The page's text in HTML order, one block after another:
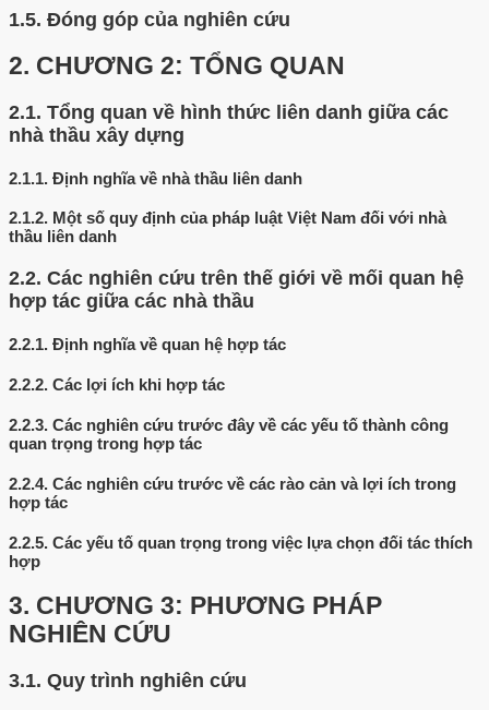
1.5. Đóng góp của nghiên cứu
2. CHƯƠNG 2: TỔNG QUAN
2.1. Tổng quan về hình thức liên danh giữa các
nhà thầu xây dựng
2.1.1. Định nghĩa về nhà thầu liên danh
2.1.2. Một số quy định của pháp luật Việt Nam đối với nhà
thầu liên danh
2.2. Các nghiên cứu trên thế giới về mối quan hệ
hợp tác giữa các nhà thầu
2.2.1. Định nghĩa về quan hệ hợp tác
2.2.2. Các lợi ích khi hợp tác
2.2.3. Các nghiên cứu trước đây về các yếu tố thành công
quan trọng trong hợp tác
2.2.4. Các nghiên cứu trước về các rào cản và lợi ích trong
hợp tác
2.2.5. Các yếu tố quan trọng trong việc lựa chọn đối tác thích
hợp
3. CHƯƠNG 3: PHƯƠNG PHÁP
NGHIÊN CỨU
3.1. Quy trình nghiên cứu